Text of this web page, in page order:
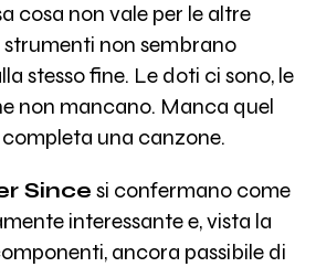
cosa non vale per le altre
strumenti non sembrano
stesso fine. Le doti ci sono, le
non mancano. Manca quel
una canzone.
Since si confermano come
interessante e, vista la
ancora passibile di